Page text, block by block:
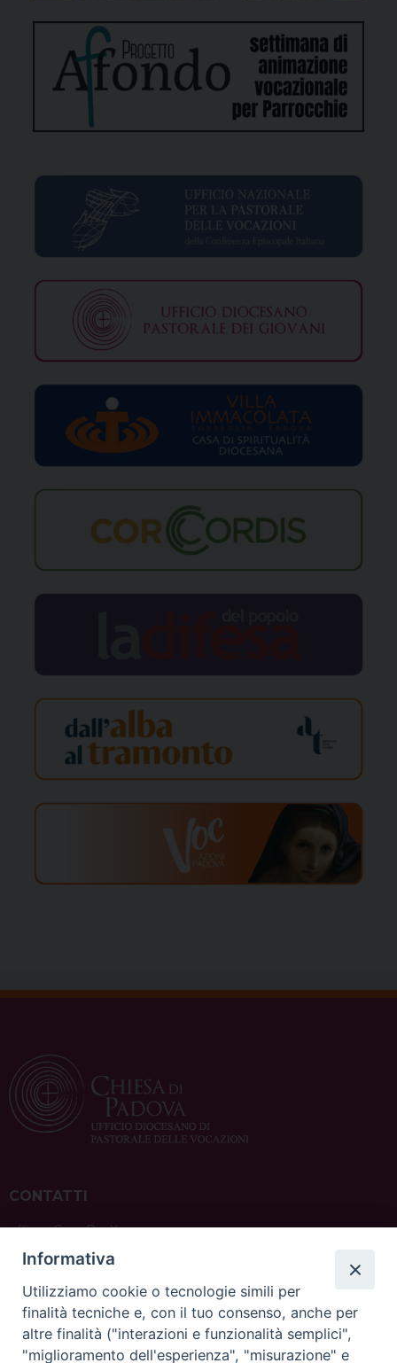
CONTATTI
ufficio: Casa Pio X
via Bonporti, 20 – 35141 Padova
tel: +39 351 619 2354
e mail:ufficiovocazionipadova@gmail.com
Informativa
Utilizziamo cookie o tecnologie simili per
finalità tecniche e, con il tuo consenso, anche per
altre finalità ("interazioni e funzionalità semplici",
"miglioramento dell'esperienza", "misurazione" e